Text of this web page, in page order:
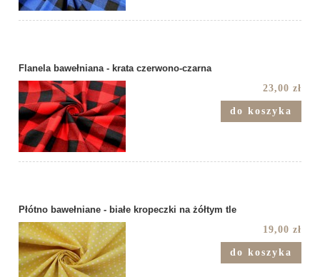
Flanela bawełniana - krata czerwono-czarna
23,00 zł
do koszyka
Płótno bawełniane - białe kropeczki na żółtym tle
19,00 zł
do koszyka